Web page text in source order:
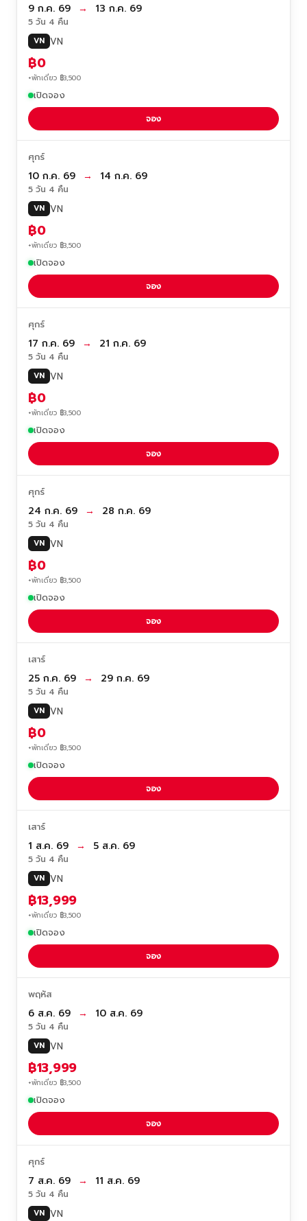
9 ก.ค. 69 → 13 ก.ค. 69
5 วัน 4 คืน
VN VN
฿0
+พักเดี่ยว ฿3,500
เปิดจอง
จอง
ศุกร์
10 ก.ค. 69 → 14 ก.ค. 69
5 วัน 4 คืน
VN VN
฿0
+พักเดี่ยว ฿3,500
เปิดจอง
จอง
ศุกร์
17 ก.ค. 69 → 21 ก.ค. 69
5 วัน 4 คืน
VN VN
฿0
+พักเดี่ยว ฿3,500
เปิดจอง
จอง
ศุกร์
24 ก.ค. 69 → 28 ก.ค. 69
5 วัน 4 คืน
VN VN
฿0
+พักเดี่ยว ฿3,500
เปิดจอง
จอง
เสาร์
25 ก.ค. 69 → 29 ก.ค. 69
5 วัน 4 คืน
VN VN
฿0
+พักเดี่ยว ฿3,500
เปิดจอง
จอง
เสาร์
1 ส.ค. 69 → 5 ส.ค. 69
5 วัน 4 คืน
VN VN
฿13,999
+พักเดี่ยว ฿3,500
เปิดจอง
จอง
พฤหัส
6 ส.ค. 69 → 10 ส.ค. 69
5 วัน 4 คืน
VN VN
฿13,999
+พักเดี่ยว ฿3,500
เปิดจอง
จอง
ศุกร์
7 ส.ค. 69 → 11 ส.ค. 69
5 วัน 4 คืน
VN VN